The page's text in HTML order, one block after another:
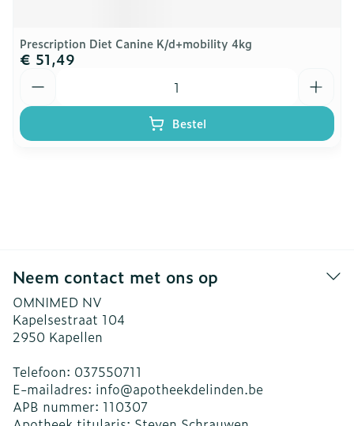
Prescription Diet Canine K/d+mobility 4kg
€ 51,49
Bestel
Neem contact met ons op
OMNIMED NV
Kapelsestraat 104
2950 Kapellen
Telefoon: 037550711
E-mailadres: info@apotheekdelinden.be
APB nummer: 110307